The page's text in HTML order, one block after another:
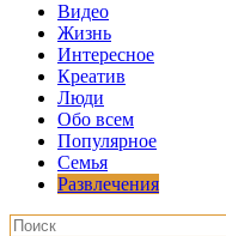
Видео
Жизнь
Интересное
Креатив
Люди
Обо всем
Популярное
Семья
Развлечения